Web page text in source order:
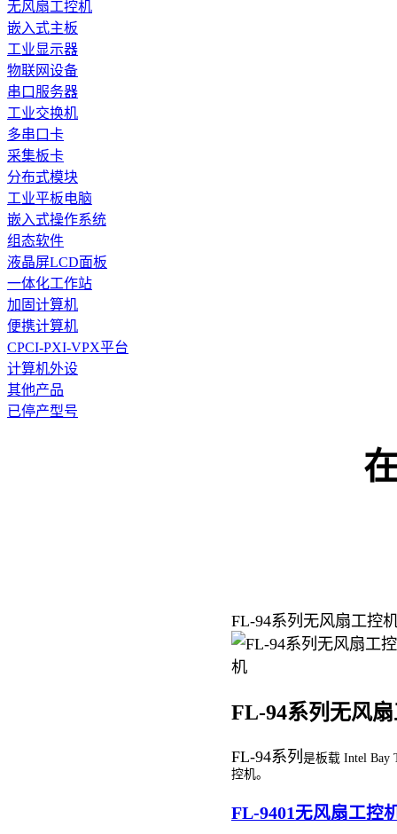
无风扇工控机
嵌入式主板
工业显示器
物联网设备
串口服务器
工业交换机
多串口卡
采集板卡
分布式模块
工业平板电脑
嵌入式操作系统
组态软件
液晶屏LCD面板
一体化工作站
加固计算机
便携计算机
CPCI-PXI-VPX平台
计算机外设
其他产品
已停产型号
FL-94系列无风扇工控
FL-94系列无风
FL-94系列 是板载 Intel Bay
控机。
FL-9401无风扇工控